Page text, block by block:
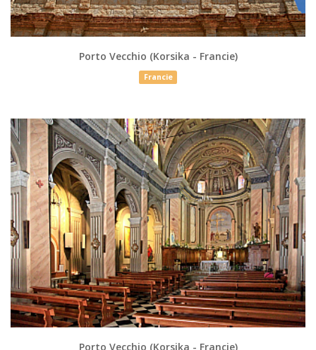
Porto Vecchio (Korsika - Francie)
Francie
Porto Vecchio (Korsika - Francie)